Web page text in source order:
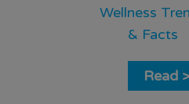
Wellness
& Facts
Read